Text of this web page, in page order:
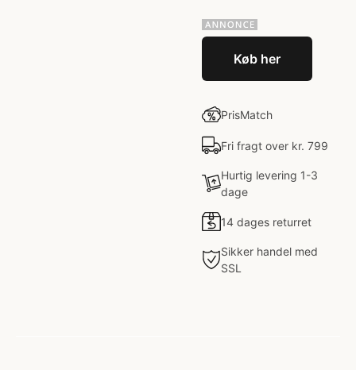
Køb her
PrisMatch
Fri fragt over kr. 799
Hurtig levering 1-3
dage
14 dages returret
Sikker handel med
SSL